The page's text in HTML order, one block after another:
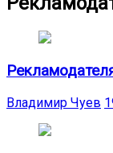
Владимир Чуев